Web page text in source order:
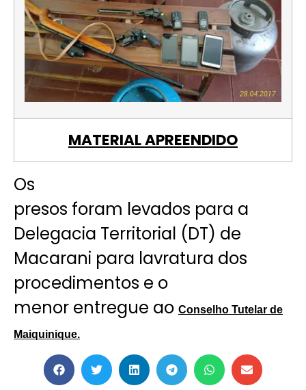
MATERIAL APREENDIDO
Os
presos foram levados para a
Delegacia Territorial (DT) de
Macarani para lavratura dos
procedimentos e o
menor entregue ao Conselho Tutelar de
Maiquinique.